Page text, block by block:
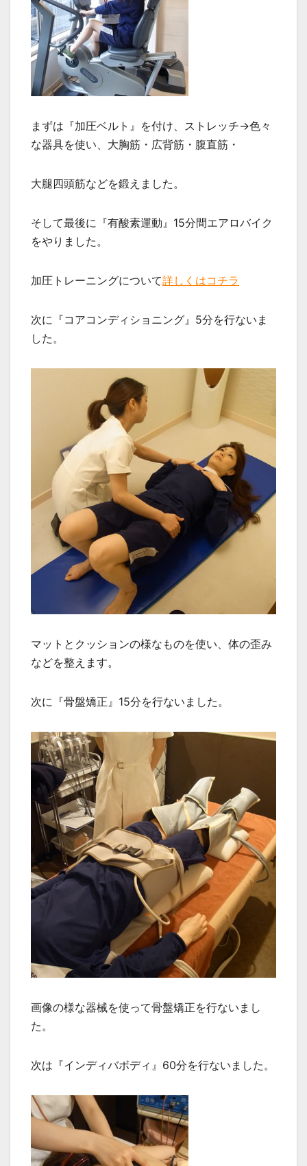
まずは『加圧ベルト』を付け、ストレッチ→色々
な器具を使い、大胸筋・広背筋・腹直筋・
大腿四頭筋などを鍛えました。
そして最後に『有酸素運動』15分間エアロバイク
をやりました。
加圧トレーニングについて詳しくはコチラ
次に『コアコンディショニング』5分を行ないま
した。
マットとクッションの様なものを使い、体の歪み
などを整えます。
次に『骨盤矯正』15分を行ないました。
画像の様な器械を使って骨盤矯正を行ないまし
た。
次は『インディバボディ』60分を行ないました。